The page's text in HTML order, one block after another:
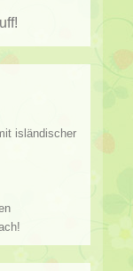
isländischer